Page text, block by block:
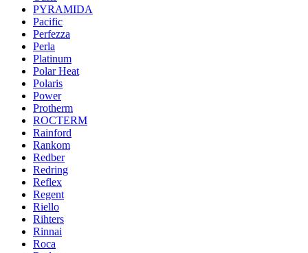
PYRAMIDA
Pacific
Perfezza
Perla
Platinum
Polar Heat
Polaris
Power
Protherm
ROCTERM
Rainford
Rankom
Redber
Redring
Reflex
Regent
Riello
Rihters
Rinnai
Roca